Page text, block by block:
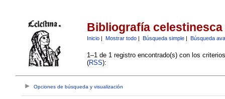
Bibliografía celestinesca
Inicio| Mostrar todo| Búsqueda simple| Búsqueda
1–1 de 1 registro encontrado(s) con los
(RSS):
Opciones de búsqueda y visualización